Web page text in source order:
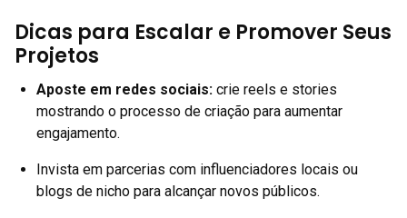
Dicas para Escalar e Promover Seus
Projetos
Aposte em redes sociais: crie reels e stories
mostrando o processo de criação para aumentar
engajamento.
Invista em parcerias com influenciadores locais ou
blogs de nicho para alcançar novos públicos.